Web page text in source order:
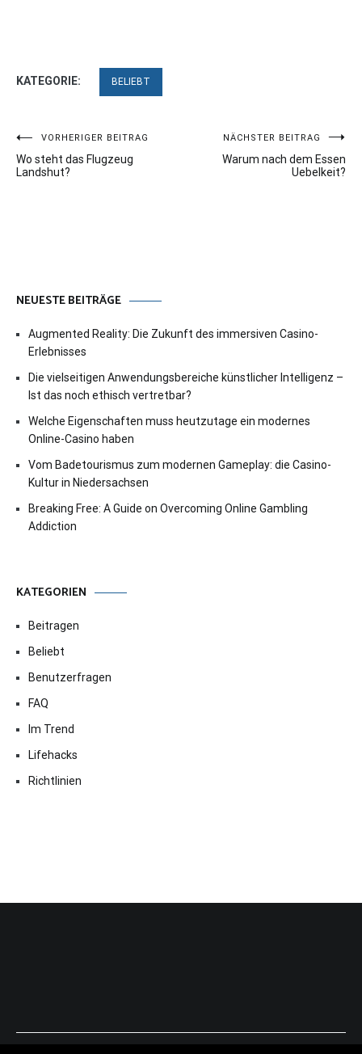
KATEGORIE: BELIEBT
Beitragsnavigation
VORHERIGER BEITRAG
Wo steht das Flugzeug
Landshut?
NÄCHSTER BEITRAG
Warum nach dem Essen
Uebelkeit?
NEUESTE BEITRÄGE
Augmented Reality: Die Zukunft des immersiven Casino-
Erlebnisses
Die vielseitigen Anwendungsbereiche künstlicher Intelligenz –
Ist das noch ethisch vertretbar?
Welche Eigenschaften muss heutzutage ein modernes
Online-Casino haben
Vom Badetourismus zum modernen Gameplay: die Casino-
Kultur in Niedersachsen
Breaking Free: A Guide on Overcoming Online Gambling
Addiction
KATEGORIEN
Beitragen
Beliebt
Benutzerfragen
FAQ
Im Trend
Lifehacks
Richtlinien